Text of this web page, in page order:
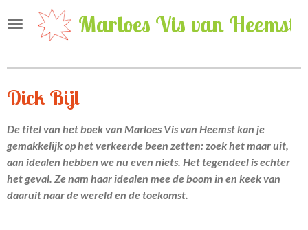
direct
Marloes Vis van Heemst
Dick Bijl
De titel van het boek van Marloes Vis van Heemst kan je
gemakkelijk op het verkeerde been zetten: zoek het maar uit,
aan idealen hebben we nu even niets. Het tegendeel is echter
het geval. Ze nam haar idealen mee de boom in en keek van
daaruit naar de wereld en de toekomst.